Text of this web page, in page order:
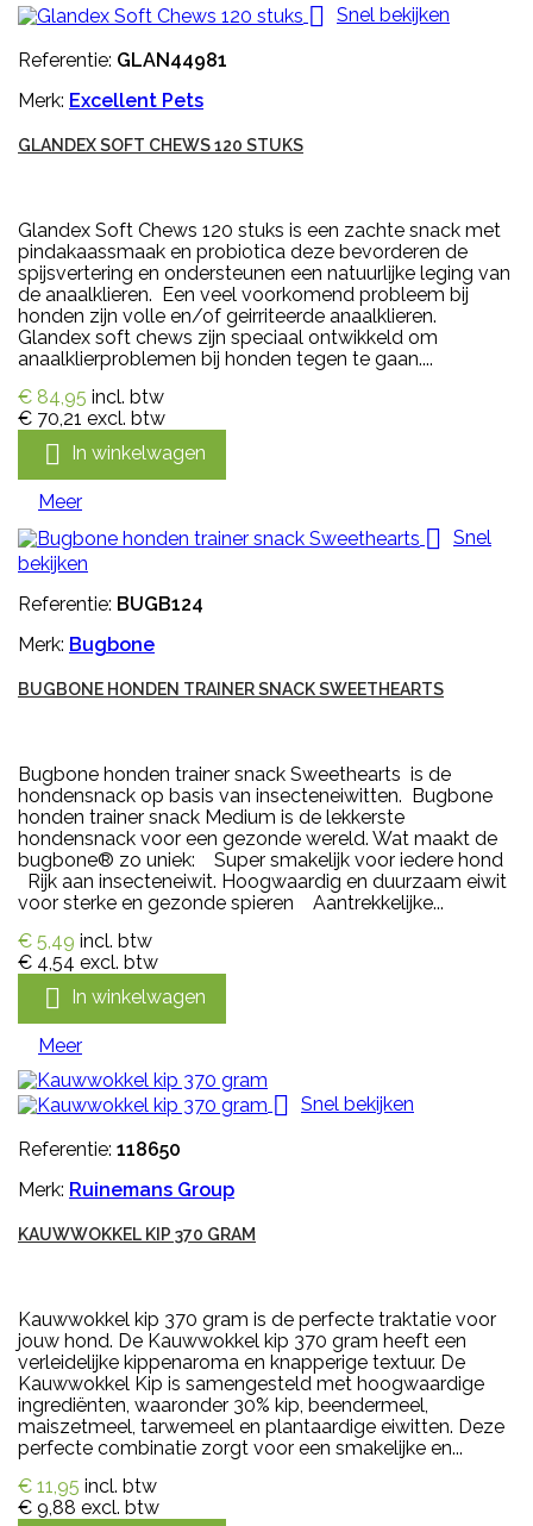
 Snel bekijken
Referentie: GLAN44981
Merk: Excellent Pets
GLANDEX SOFT CHEWS 120 STUKS
Glandex Soft Chews 120 stuks is een zachte snack met
pindakaassmaak en probiotica deze bevorderen de
spijsvertering en ondersteunen een natuurlijke leging van
de anaalklieren. Een veel voorkomend probleem bij
honden zijn volle en/of geirriteerde anaalklieren.
Glandex soft chews zijn speciaal ontwikkeld om
anaalklierproblemen bij honden tegen te gaan....
€ 84,95 incl. btw
€ 70,21 excl. btw
 In winkelwagen
Meer
 Snel
bekijken
Referentie: BUGB124
Merk: Bugbone
BUGBONE HONDEN TRAINER SNACK SWEETHEARTS
Bugbone honden trainer snack Sweethearts is de
hondensnack op basis van insecteneiwitten. Bugbone
honden trainer snack Medium is de lekkerste
hondensnack voor een gezonde wereld. Wat maakt de
bugbone® zo uniek: Super smakelijk voor iedere hond
Rijk aan insecteneiwit. Hoogwaardig en duurzaam eiwit
voor sterke en gezonde spieren Aantrekkelijke...
€ 5,49 incl. btw
€ 4,54 excl. btw
 In winkelwagen
Meer
 Snel bekijken
Referentie: 118650
Merk: Ruinemans Group
KAUWWOKKEL KIP 370 GRAM
Kauwwokkel kip 370 gram is de perfecte traktatie voor
jouw hond. De Kauwwokkel kip 370 gram heeft een
verleidelijke kippenaroma en knapperige textuur. De
Kauwwokkel Kip is samengesteld met hoogwaardige
ingrediënten, waaronder 30% kip, beendermeel,
maiszetmeel, tarwemeel en plantaardige eiwitten. Deze
perfecte combinatie zorgt voor een smakelijke en...
€ 11,95 incl. btw
€ 9,88 excl. btw